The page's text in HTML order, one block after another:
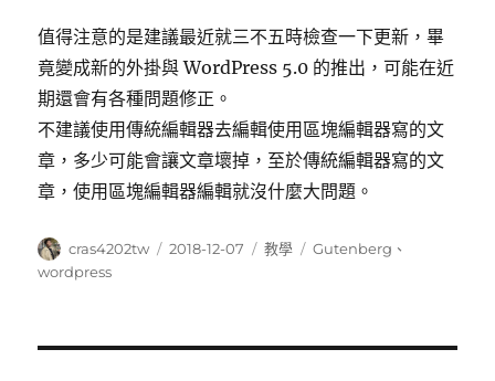
值得注意的是建議最近就三不五時檢查一下更新，畢
竟變成新的外掛與 WordPress 5.0 的推出，可能在近
期還會有各種問題修正。
不建議使用傳統編輯器去編輯使用區塊編輯器寫的文
章，多少可能會讓文章壞掉，至於傳統編輯器寫的文
章，使用區塊編輯器編輯就沒什麼大問題。
作
者
cras4202tw
發
2018-12-07
分
教學
標
Gutenberg 、
wordpress